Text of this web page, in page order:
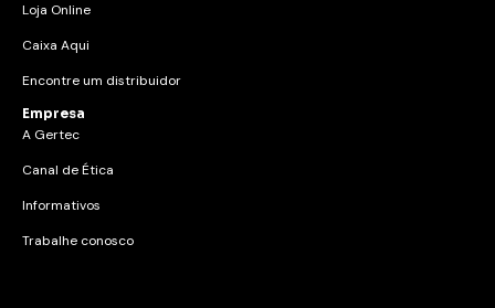
Loja Online
Caixa Aqui
Encontre um distribuidor
Empresa
A Gertec
Canal de Ética
Informativos
Trabalhe conosco